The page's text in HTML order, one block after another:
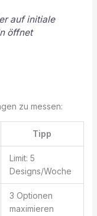
auf initiale
öffnet
zu messen:
Tipp
Limit: 5
Designs/Woche
3 Optionen
maximieren